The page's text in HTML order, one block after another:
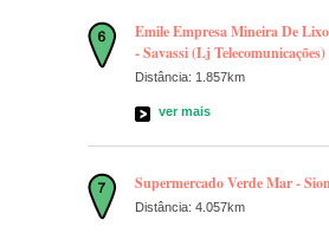
Emile Empresa Mineira De
- Savassi (Lj Telecomunicações)
Distância: 1.857km
ver mais
Supermercado Verde Mar -
Distância: 4.057km